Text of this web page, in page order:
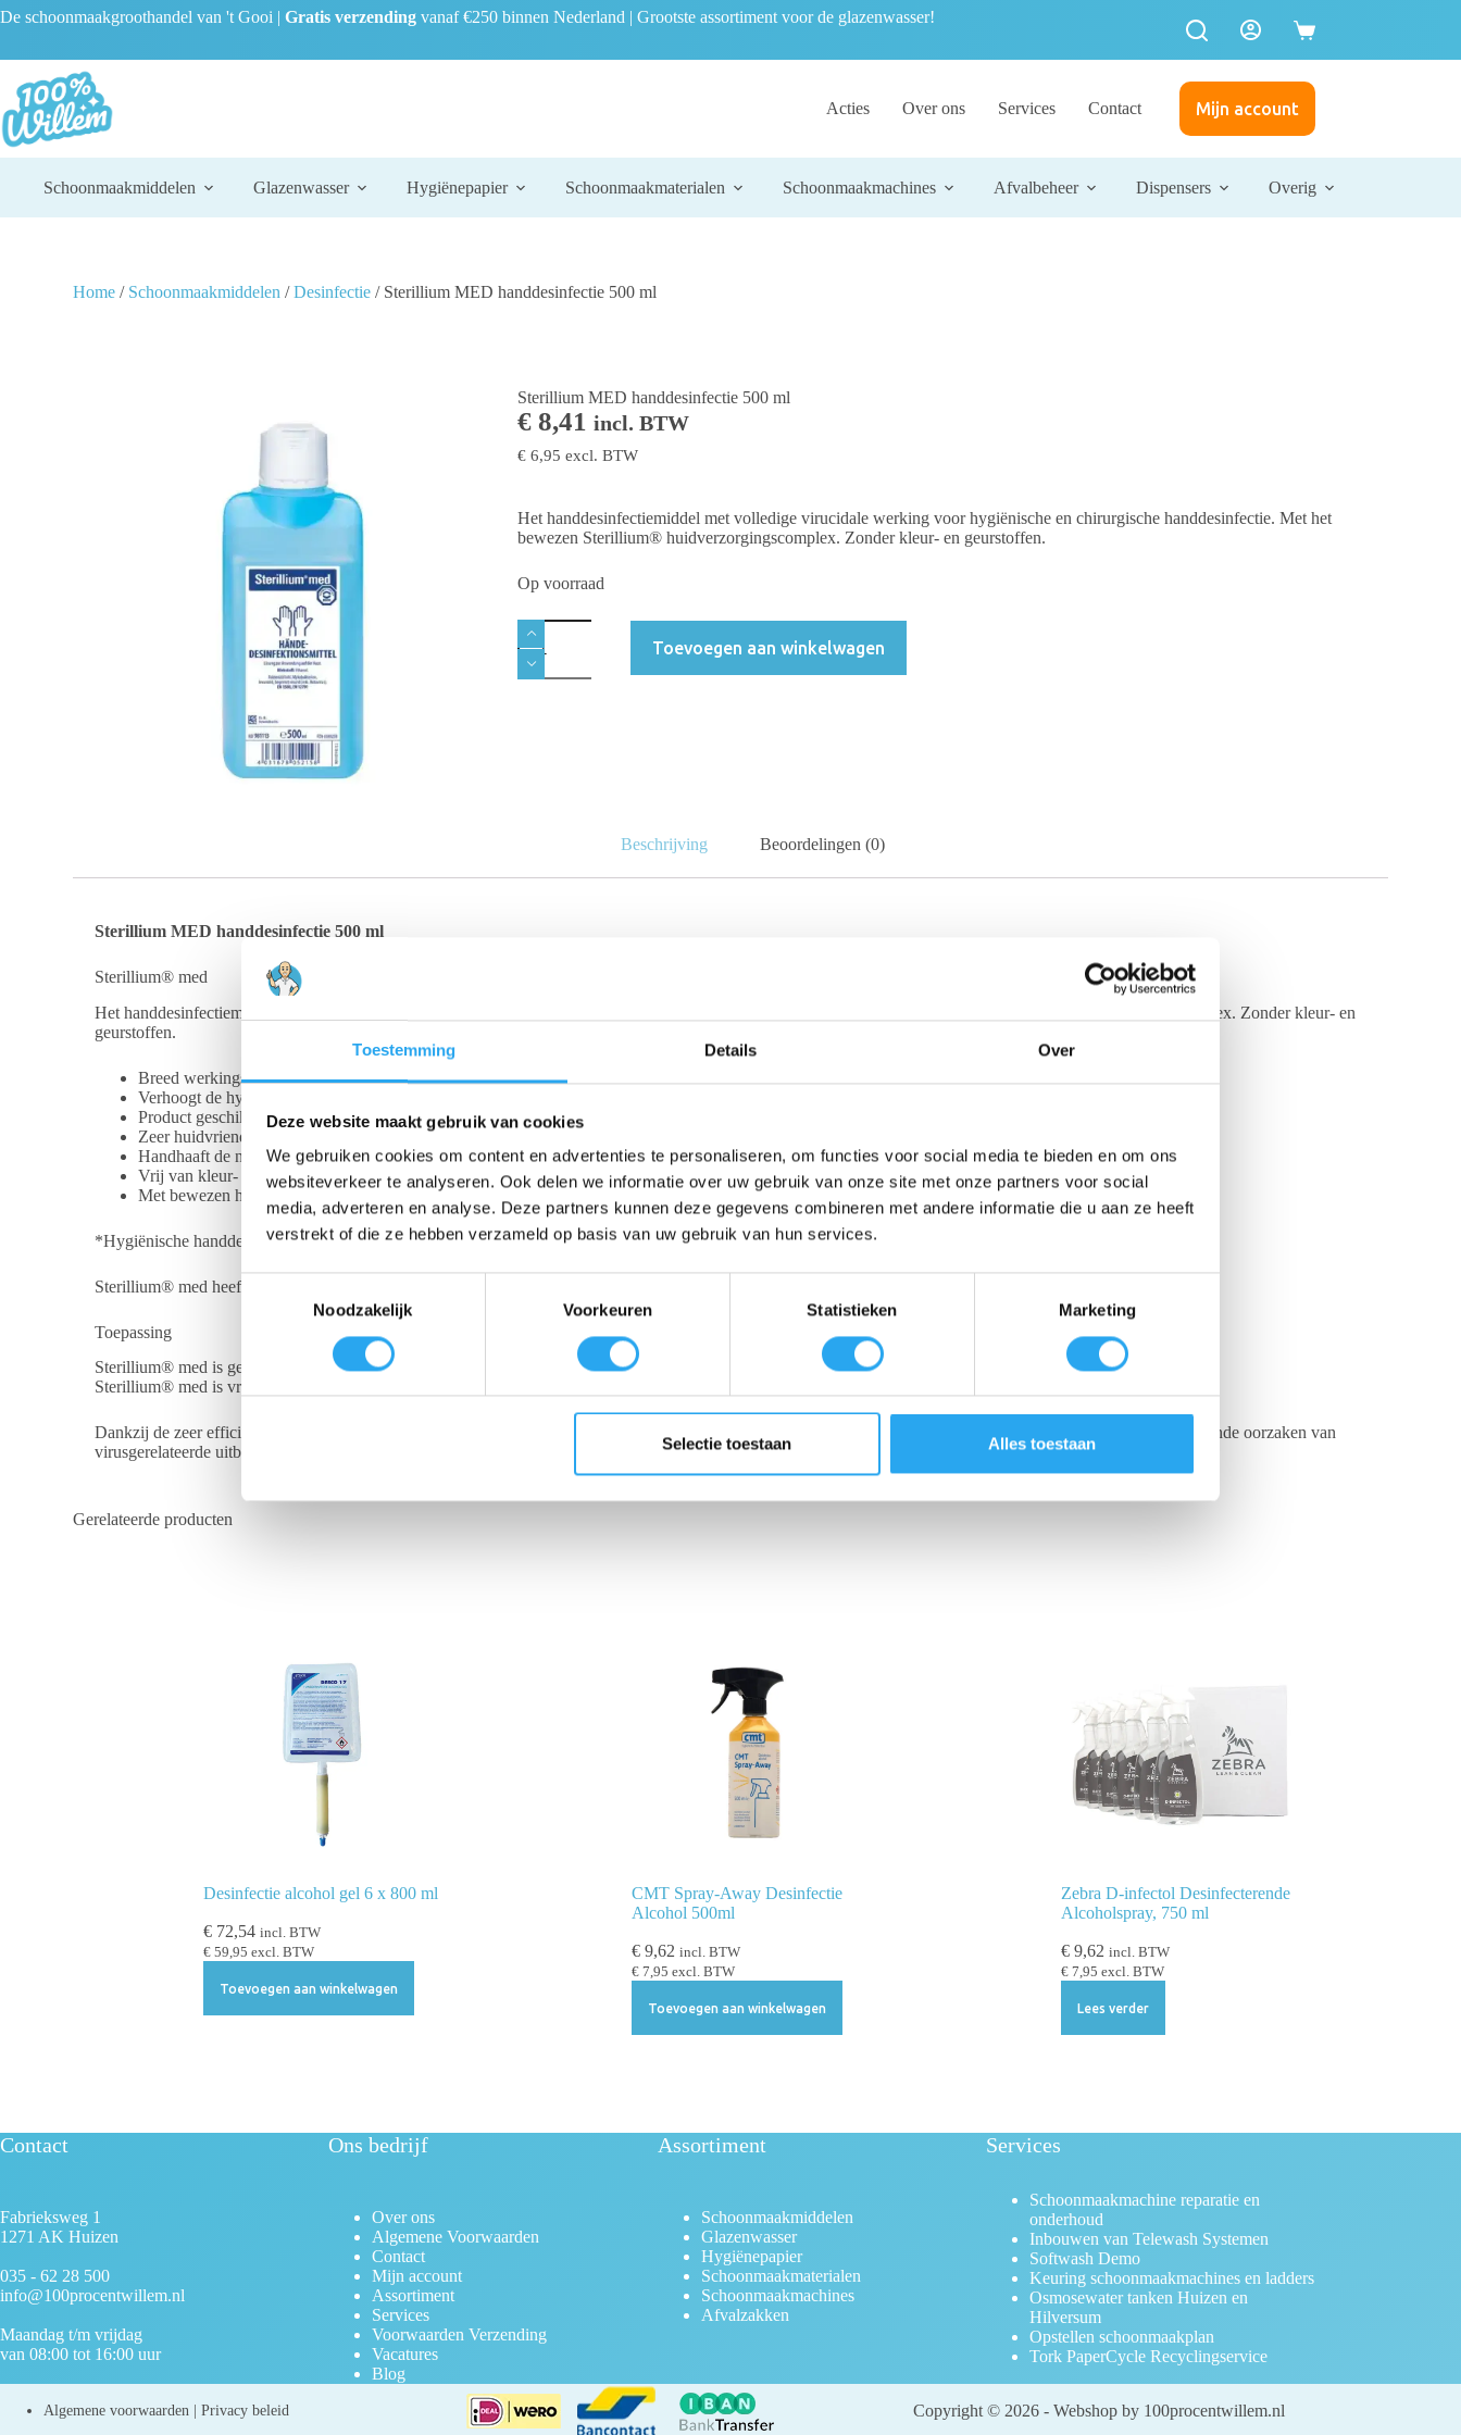
Toestemming Details Over
Deze website maakt gebruik van cookies
We gebruiken cookies om content en advertenties te personaliseren, om functies voor social media te bieden en om ons
websiteverkeer te analyseren. Ook delen we informatie over uw gebruik van onze site met onze partners voor social
media, adverteren en analyse. Deze partners kunnen deze gegevens combineren met andere informatie die u aan ze heeft
verstrekt of die ze hebben verzameld op basis van uw gebruik van hun services.
T
s
t
m
i
Noodzakelijk Voorkeuren Statistieken Marketing
Selectie toestaan Alles toestaan
De schoonmaakgroothandel van 't Gooi | Gratis verzending vanaf €250 binnen Nederland | Grootste assortiment voor de glazenwasser!
Acties Over ons Services Contact Mijn account
Schoonmaakmiddelen Glazenwasser Hygiënepapier Schoonmaakmaterialen Schoonmaakmachines Afvalbeheer Dispensers Overig
Home / Schoonmaakmiddelen /Desinfectie / Sterillium MED handdesinfectie 500 ml
Sterillium MED handdesinfectie 500 ml
€ 8,41 incl. BTW
€ 6,95 excl. BTW
Het handdesinfectiemiddel met volledige virucidale werking voor hygiënische en chirurgische handdesinfectie. Met het
bewezen Sterillium® huidverzorgingscomplex. Zonder kleur- en geurstoffen.
Op voorraad
Toevoegen aan winkelwagen
Beschrijving Beoordelingen (0)
Sterillium MED handdesinfectie 500 ml
Sterillium® med
Het handdesinfectiemiddel met volledige virucidale werking voor hygiënische en chirurgische handdesinfectie. Met het bewezen Sterillium® huidverzorgingscomplex. Zonder kleur- en
geurstoffen.
Breed werkingsspectrum inclusief volledig virucide activiteit binnen de inwerktijd voor hygiënische handdesinfectie
Verhoogt de hydratatie van de huid, behoudt de huidelasticiteit en de natuurlijke gladheid van de huid
Product geschikt voor het hele jaar, met snelle werkzaamheid*
Zeer huidvriendelijk
Handhaaft de natuurlijke pH-waarde van de huid
Vrij van kleur- en geurstoffen
Met bewezen huidverzorgingscomplex
*Hygiënische handdesinfectie (EN 1500) in 30 sec.
Sterillium® med heeft Ctgb-registratienummer 13451N. Handalcohol op basis van ethanol, 85 gram per 100 gram.
Toepassing
Sterillium® med is geschikt voor hygiënische en chirurgische handdesinfectie.
Sterillium® med is vrij van kleur- en geurstoffen en is daardoor bijzonder geschikt voor gebruikers met een gevoelige huid.
Dankzij de zeer efficiënte formule met 85% ethanol, biedt Sterillium® med een volledige virucidale activiteit (incl. Noro-, Adeno- en Rotavirus, de meest voorkomende oorzaken van
virusgerelateerde uitbraken) binnen hygiënische handdesinfectie en is dus het hele jaar door ideaal voor infectiepreventie
Gerelateerde producten
Desinfectie alcohol gel 6 x 800 ml
€ 72,54 incl. BTW
€ 59,95 excl. BTW
Toevoegen aan winkelwagen
CMT Spray-Away Desinfectie
Alcohol 500ml
€ 9,62 incl. BTW
€ 7,95 excl. BTW
Toevoegen aan winkelwagen
Zebra D-infectol Desinfecterende
Alcoholspray, 750 ml
€9,62 incl. BTW
€7,95 excl. BTW
Lees verder
Contact
Fabrieksweg 1
1271 AK Huizen
035 - 62 28 500
info@100procentwillem.nl
Maandag t/m vrijdag
van 08:00 tot 16:00 uur
Ons bedrijf
Over ons
Algemene Voorwaarden
Contact
Mijn account
Assortiment
Services
Voorwaarden Verzending
Vacatures
Blog
Assortiment
Schoonmaakmiddelen
Glazenwasser
Hygiënepapier
Schoonmaakmaterialen
Schoonmaakmachines
Afvalzakken
Services
Schoonmaakmachine reparatie en
onderhoud
Inbouwen van Telewash Systemen
Softwash Demo
Keuring schoonmaakmachines en ladders
Osmosewater tanken Huizen en
Hilversum
Opstellen schoonmaakplan
Tork PaperCycle Recyclingservice
Algemene voorwaarden Privacy beleid Copyright © 2026 - Webshop by 100procentwillem.nl